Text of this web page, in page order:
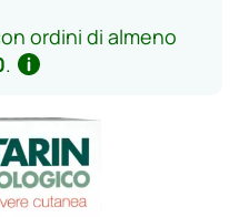
ordini di almeno
.